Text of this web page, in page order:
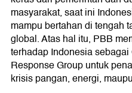
masyarakat, saat ini
mampu bertahan di tengah
global. Atas hal itu, PBB
terhadap Indonesia
Response Group untuk
krisis pangan, energi,